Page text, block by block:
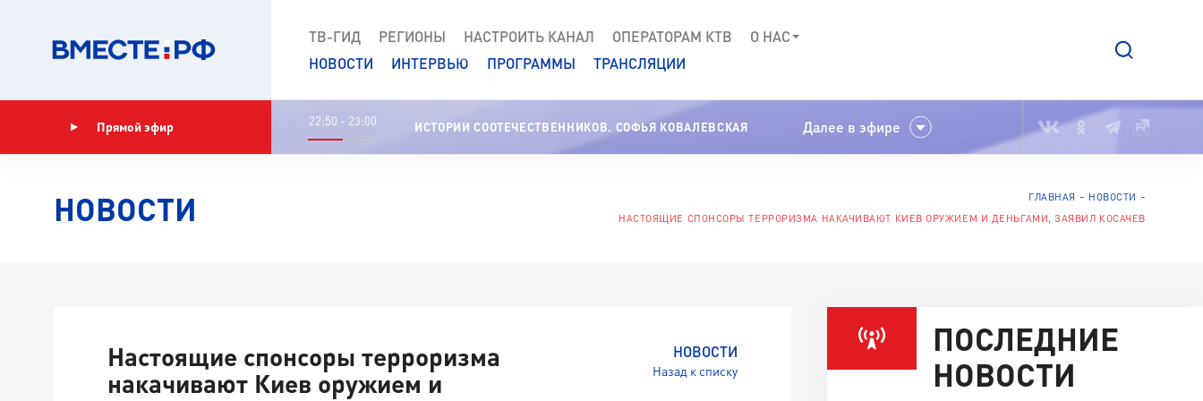
ТВ-ГИД РЕГИОНЫ НАСТРОИТЬ КАНАЛ ОПЕРАТОРАМ КТВ
О НАС
НОВОСТИ
ИНТЕРВЬЮ ПРОГРАММЫ ТРАНСЛЯЦИИ
Прямой эфир 22:50 - 23:00 ИСТОРИИ СООТЕЧЕСТВЕННИКОВ. СОФЬЯ КОВАЛЕВСКАЯ Далее в эфире
НОВОСТИ ГЛАВНАЯ
НОВОСТИ
НАСТОЯЩИЕ СПОНСОРЫ ТЕРРОРИЗМА НАКАЧИВАЮТ КИЕВ ОРУЖИЕМ И ДЕНЬГАМИ, ЗАЯВИЛ КОСАЧЕВ
НОВОСТИ
Назад к списку
Настоящие спонсоры терроризма
накачивают Киев оружием и
ПОСЛЕДНИЕ
НОВОСТИ